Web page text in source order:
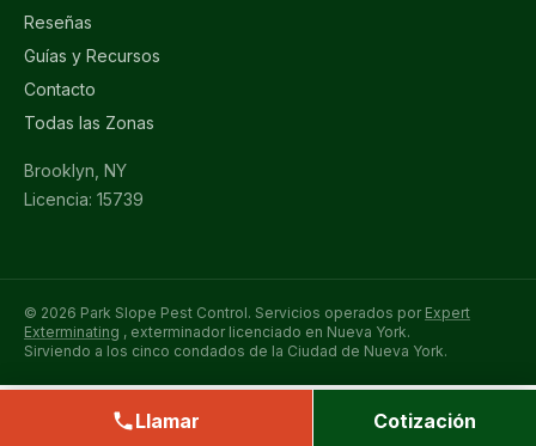
Reseñas
Guías y Recursos
Contacto
Todas las Zonas
Brooklyn, NY
Licencia: 15739
© 2026 Park Slope Pest Control. Servicios operados por Expert
Exterminating , exterminador licenciado en Nueva York.
Sirviendo a los cinco condados de la Ciudad de Nueva York.
Llamar Cotización